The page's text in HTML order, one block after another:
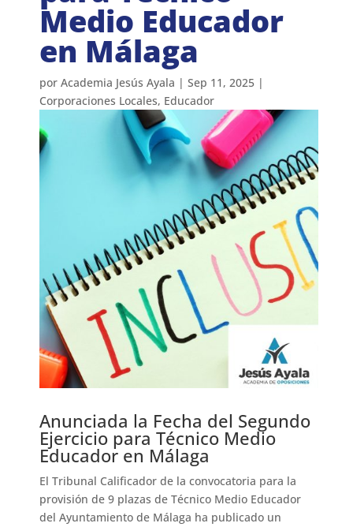
Medio Educador
en Málaga
porAcademia Jesús Ayala |Sep 11, 2025 |
Corporaciones Locales, Educador
Anunciada la Fecha del Segundo
Ejercicio para Técnico Medio
Educador en Málaga
El Tribunal Calificador de la convocatoria para la
provisión de 9 plazas de Técnico Medio Educador
del Ayuntamiento de Málaga ha publicado un